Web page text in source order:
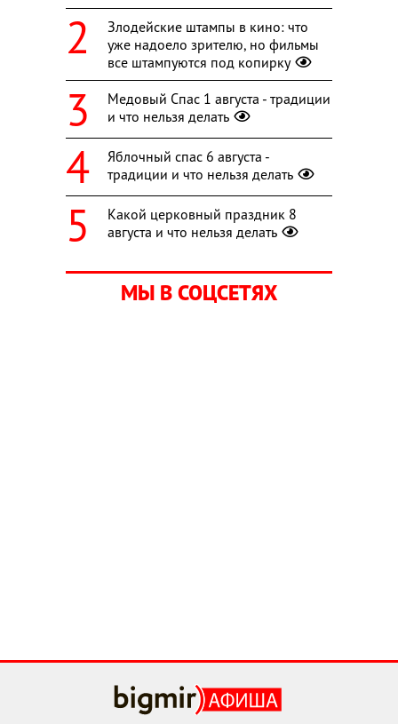
Злодейские штампы в кино: что
уже надоело зрителю, но фильмы
все штампуются под копирку
Медовый Спас 1 августа - традиции
и что нельзя делать
Яблочный спас 6 августа -
традиции и что нельзя делать
Какой церковный праздник 8
августа и что нельзя делать
МЫ В СОЦСЕТЯХ